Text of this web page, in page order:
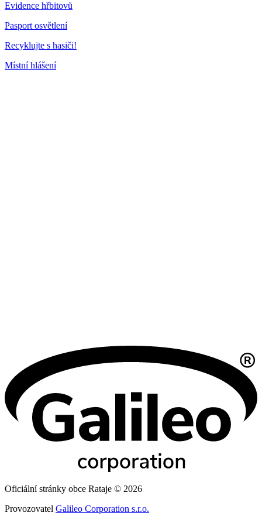
Evidence hřbitovů
Pasport osvětlení
Recyklujte s hasiči!
Místní hlášení
Oficiální stránky obce Rataje © 2026
Provozovatel Galileo Corporation s.r.o.